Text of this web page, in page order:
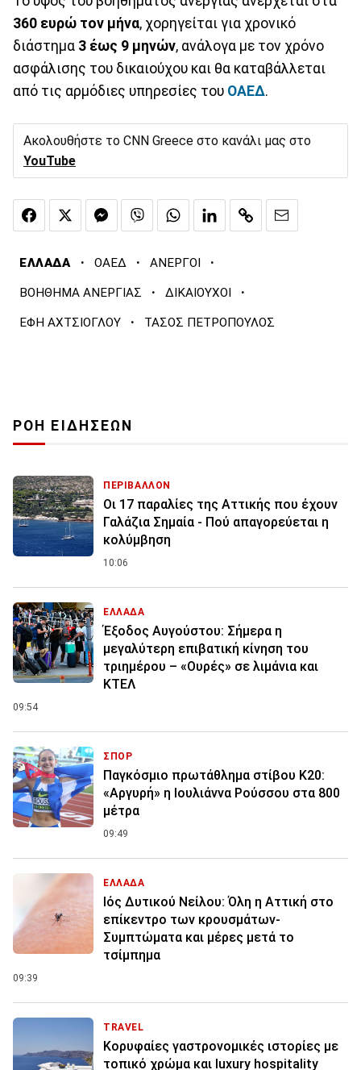
360 ευρώ τον μήνα, χορηγείται για χρονικό
διάστημα 3 έως 9 μηνών, ανάλογα με τον χρόνο
ασφάλισης του δικαιούχου και θα καταβάλλεται
από τις αρμόδιες υπηρεσίες του ΟΑΕΔ.
Ακολουθήστε το CNN Greece στο κανάλι μας στο
YouTube
ΕΛΛΑΔΑ · ΟΑΕΔ · ΑΝΕΡΓΟΙ ·
ΒΟΗΘΗΜΑ ΑΝΕΡΓΙΑΣ · ΔΙΚΑΙΟΥΧΟΙ ·
ΕΦΗ ΑΧΤΣΙΟΓΛΟΥ · ΤΑΣΟΣ ΠΕΤΡΟΠΟΥΛΟΣ
ΡΟΗ ΕΙΔΗΣΕΩΝ
ΠΕΡΙΒΑΛΛΟΝ
Οι 17 παραλίες της Αττικής που έχουν
Γαλάζια Σημαία - Πού απαγορεύεται η
κολύμβηση
10:06
ΕΛΛΑΔΑ
Έξοδος Αυγούστου: Σήμερα η
μεγαλύτερη επιβατική κίνηση του
τριημέρου – «Ουρές» σε λιμάνια και
ΚΤΕΛ
09:54
ΣΠΟΡ
Παγκόσμιο πρωτάθλημα στίβου Κ20:
«Αργυρή» η Ιουλιάννα Ρούσσου στα 800
μέτρα
09:49
ΕΛΛΑΔΑ
Ιός Δυτικού Νείλου: Όλη η Αττική στο
επίκεντρο των κρουσμάτων-
Συμπτώματα και μέρες μετά το
τσίμπημα
09:39
TRAVEL
Κορυφαίες γαστρονομικές ιστορίες με
τοπικό χρώμα και luxury hospitality